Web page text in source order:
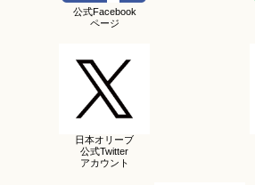
公式Facebook
ページ
日本オリーブ
公式Twitter
アカウント